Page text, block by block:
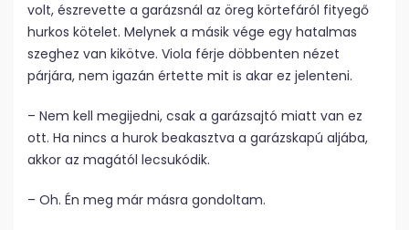
volt, észrevette a garázsnál az öreg körtefáról fityegő
hurkos kötelet. Melynek a másik vége egy hatalmas
szeghez van kikötve. Viola férje döbbenten nézet
párjára, nem igazán értette mit is akar ez jelenteni.
– Nem kell megijedni, csak a garázsajtó miatt van ez
ott. Ha nincs a hurok beakasztva a garázskapú aljába,
akkor az magától lecsukódik.
– Oh. Én meg már másra gondoltam.